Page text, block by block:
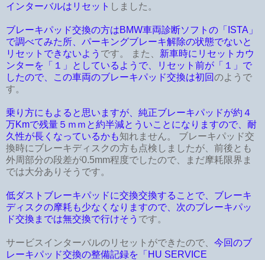
インターバルはリセット しました。
ブレーキパッド交換の方はBMW車両診断ソフトの「ISTA」
で調べてみた所、パーキングブレーキ解除の状態でないと
リセットできないよう です。 また、 新車時にリセットカウ
ンターを「１」としているようで、リセット前が「１」で
したので、この車両のブレーキパッド交換は初回のようで
す。
乗り方にもよると思いますが、純正ブレーキパッドが約４
万Kmで残量５ｍｍと約半減とういことになりますので、耐
久性が長くなっているかも知れません。 ブレーキパッド交
換時にブレーキディスクの方も点検しましたが、前後とも
外周部分の段差が0.5mm程度でしたので、まだ摩耗限界ま
では大分ありそうです。
低ダストブレーキパッドに交換交換することで、ブレーキ
ディスクの摩耗も少なくなりますので、次のブレーキパッ
ド交換までは無交換で行けそう です。
サービスインターバルのリセットができたので、 今回のブ
レーキパッド交換の整備記録を「HU SERVICE